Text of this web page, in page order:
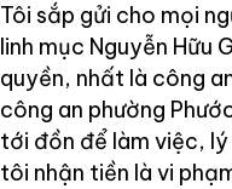
Tôi sắp gửi cho mọi
linh mục Nguyễn Hữu
quyền, nhất là công
công an phường
tới đồn để làm việc,
tôi nhận tiền là vi